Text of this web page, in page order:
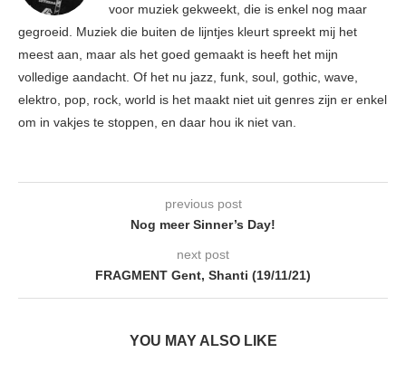
voor muziek gekweekt, die is enkel nog maar
gegroeid. Muziek die buiten de lijntjes kleurt spreekt mij het
meest aan, maar als het goed gemaakt is heeft het mijn
volledige aandacht. Of het nu jazz, funk, soul, gothic, wave,
elektro, pop, rock, world is het maakt niet uit genres zijn er enkel
om in vakjes te stoppen, en daar hou ik niet van.
previous post
Nog meer Sinner’s Day!
next post
FRAGMENT Gent, Shanti (19/11/21)
YOU MAY ALSO LIKE